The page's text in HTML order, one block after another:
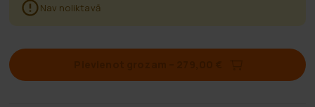
Nav noliktavā